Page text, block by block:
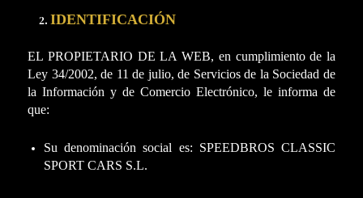
IDENTIFICACIÓN
EL PROPIETARIO DE LA WEB, en cumplimiento de la
Ley 34/2002, de 11 de julio, de Servicios de la Sociedad de
la Información y de Comercio Electrónico, le informa de
que:
Su denominación social es: SPEEDBROS CLASSIC
SPORT CARS S.L.